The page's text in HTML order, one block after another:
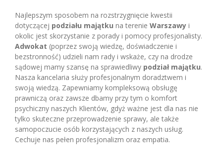
Najlepszym sposobem na rozstrzygnięcie kwestii
dotyczącej podziału majątku na terenie Warszawy i
okolic jest skorzystanie z porady i pomocy profesjonalisty.
Adwokat (poprzez swoją wiedzę, doświadczenie i
bezstronność) udzieli nam rady i wskaże, czy na drodze
sądowej mamy szansę na sprawiedliwy podział majątku.
Nasza kancelaria służy profesjonalnym doradztwem i
swoją wiedzą. Zapewniamy kompleksową obsługę
prawniczą oraz zawsze dbamy przy tym o komfort
psychiczny naszych Klientów, gdyż ważne jest dla nas nie
tylko skuteczne przeprowadzenie sprawy, ale także
samopoczucie osób korzystających z naszych usług.
Cechuje nas pełen profesjonalizm oraz empatia.